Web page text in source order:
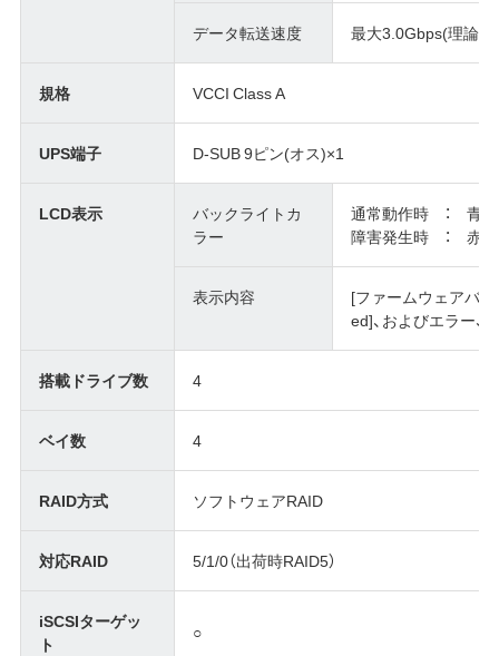
データ転送速度 最大3.0Gbps(理論値)
規格 VCCI Class A
UPS端子 D-SUB 9ピン(オス)×1
LCD表示
バックライトカ
ラー
通常動作時 ： 青
障害発生時 ： 赤
表示内容
[ファームウェアバー
ed]、およびエラー、
搭載ドライブ数 4
ベイ数 4
RAID方式 ソフトウェアRAID
対応RAID 5/1/0（出荷時RAID5）
iSCSIターゲッ
ト
○